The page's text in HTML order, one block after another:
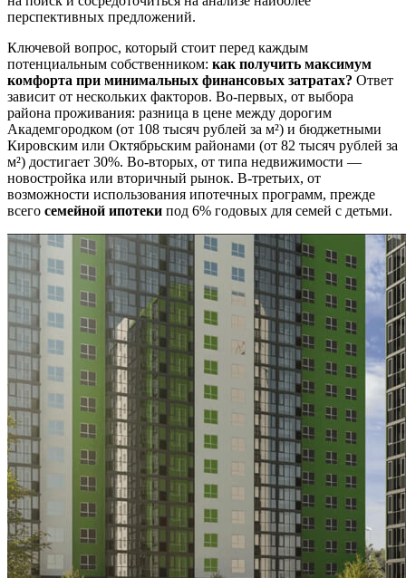
перспективных предложений.
Ключевой вопрос, который стоит перед каждым
потенциальным собственником: как получить максимум
комфорта при минимальных финансовых затратах? Ответ
зависит от нескольких факторов. Во-первых, от выбора
района проживания: разница в цене между дорогим
Академгородком (от 108 тысяч рублей за м²) и бюджетными
Кировским или Октябрьским районами (от 82 тысяч рублей за
м²) достигает 30%. Во-вторых, от типа недвижимости —
новостройка или вторичный рынок. В-третьих, от
возможности использования ипотечных программ, прежде
всего семейной ипотеки под 6% годовых для семей с детьми.